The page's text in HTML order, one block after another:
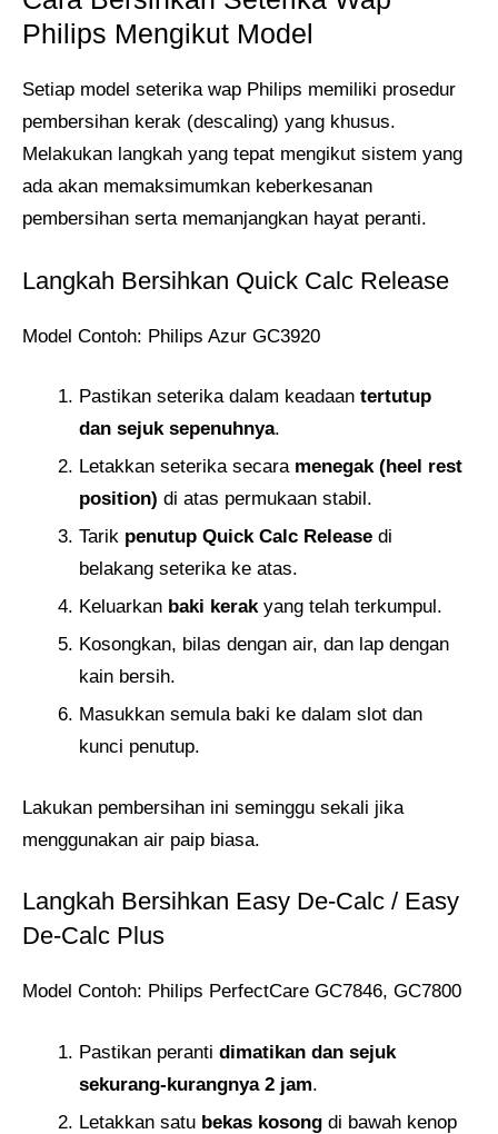
Philips Mengikut Model
Setiap model seterika wap Philips memiliki prosedur
pembersihan kerak (descaling) yang khusus.
Melakukan langkah yang tepat mengikut sistem yang
ada akan memaksimumkan keberkesanan
pembersihan serta memanjangkan hayat peranti.
Langkah Bersihkan Quick Calc Release
Model Contoh: Philips Azur GC3920
Pastikan seterika dalam keadaan tertutup
dan sejuk sepenuhnya.
Letakkan seterika secara menegak (heel rest
position) di atas permukaan stabil.
Tarik penutup Quick Calc Release di
belakang seterika ke atas.
Keluarkan baki kerakyang telah terkumpul.
Kosongkan, bilas dengan air, dan lap dengan
kain bersih.
Masukkan semula baki ke dalam slot dan
kunci penutup.
Lakukan pembersihan ini seminggu sekali jika
menggunakan air paip biasa.
Langkah Bersihkan Easy De-Calc / Easy
De-Calc Plus
Model Contoh: Philips PerfectCare GC7846, GC7800
Pastikan peranti dimatikan dan sejuk
sekurang-kurangnya 2 jam.
Letakkan satu bekas kosong di bawah kenop